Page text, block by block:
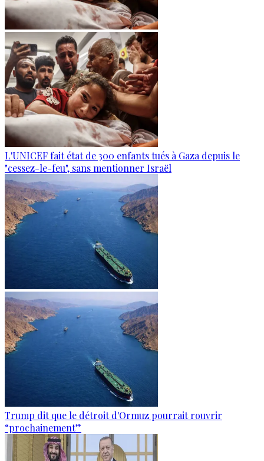
L'UNICEF fait état de 300 enfants tués à Gaza depuis le
"cessez-le-feu", sans mentionner Israël
Trump dit que le détroit d'Ormuz pourrait rouvrir
“prochainement”